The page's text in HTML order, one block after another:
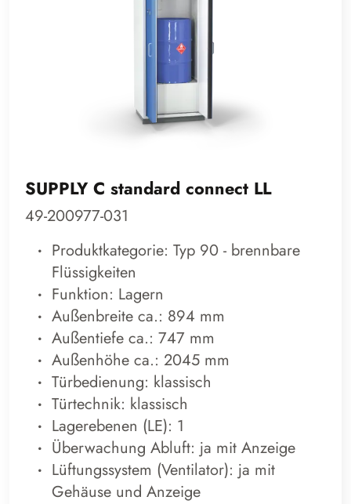
SUPPLY C standard connect LL
49-200977-031
Produktkategorie: Typ 90 - brennbare
Flüssigkeiten
Funktion: Lagern
Außenbreite ca.: 894 mm
Außentiefe ca.: 747 mm
Außenhöhe ca.: 2045 mm
Türbedienung: klassisch
Türtechnik: klassisch
Lagerebenen (LE): 1
Überwachung Abluft: ja mit Anzeige
Lüftungssystem (Ventilator): ja mit
Gehäuse und Anzeige